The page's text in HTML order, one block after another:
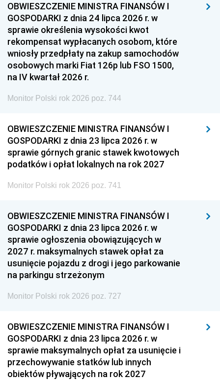
OBWIESZCZENIE MINISTRA FINANSÓW I
GOSPODARKI z dnia 24 lipca 2026 r. w
sprawie określenia wysokości kwot
rekompensat wypłacanych osobom, które
wniosły przedpłaty na zakup samochodów
osobowych marki Fiat 126p lub FSO 1500,
na IV kwartał 2026 r.
Monitor Polski rok 2026 poz. 744
OBWIESZCZENIE MINISTRA FINANSÓW I
GOSPODARKI z dnia 23 lipca 2026 r. w
sprawie górnych granic stawek kwotowych
podatków i opłat lokalnych na rok 2027
Monitor Polski rok 2026 poz. 741
OBWIESZCZENIE MINISTRA FINANSÓW I
GOSPODARKI z dnia 23 lipca 2026 r. w
sprawie ogłoszenia obowiązujących w
2027 r. maksymalnych stawek opłat za
usunięcie pojazdu z drogi i jego parkowanie
na parkingu strzeżonym
Monitor Polski rok 2026 poz. 727
OBWIESZCZENIE MINISTRA FINANSÓW I
GOSPODARKI z dnia 23 lipca 2026 r. w
sprawie maksymalnych opłat za usunięcie i
przechowywanie statków lub innych
obiektów pływających na rok 2027